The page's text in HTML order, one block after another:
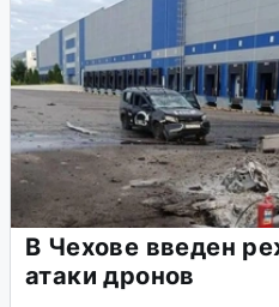
В Чехове введен
атаки дронов